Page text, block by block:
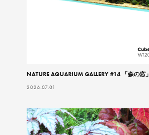
NATURE AQUARIUM GALLERY #14 「森の窓」
2026.07.01